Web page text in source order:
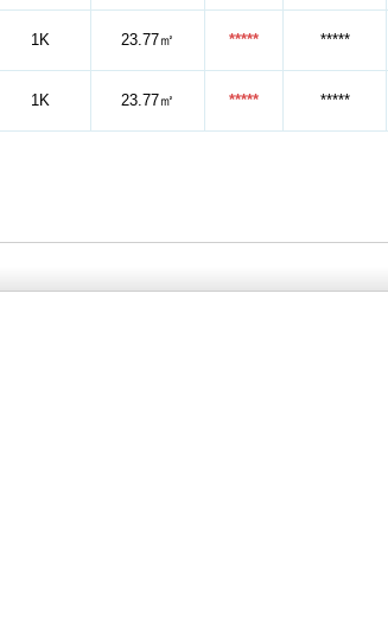
1K 23.77㎡ ***** *****
1K 23.77㎡ ***** *****